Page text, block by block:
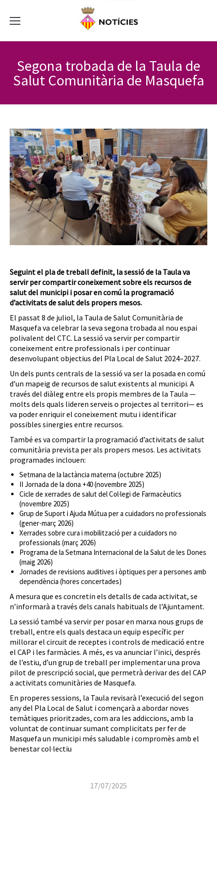
Segona trobada de la Taula de
Salut Comunitària de Masquefa
Seguint el pla de treball definit, la sessió de la Taula va
servir per compartir coneixement sobre els recursos de
salut del municipi i posar en comú la programació
d’activitats de salut dels propers mesos.
El passat 8 de juliol, la Taula de Salut Comunitària de
Masquefa va celebrar la seva segona trobada al nou espai
polivalent del CTC. La sessió va servir per compartir
coneixement entre professionals i per continuar
desenvolupant objectius del Pla Local de Salut 2024–2027.
Un dels punts centrals de la sessió va ser la posada en comú
d’un mapeig de recursos de salut existents al municipi. A
través del diàleg entre els propis membres de la Taula —
molts dels quals lideren serveis o projectes al territori— es
va poder enriquir el coneixement mutu i identificar
possibles sinergies entre recursos.
També es va compartir la programació d’activitats de salut
comunitària prevista per als propers mesos. Les activitats
programades inclouen:
Setmana de la lactància materna (octubre 2025)
II Jornada de la dona +40 (novembre 2025)
Cicle de xerrades de salut del Col·legi de Farmacèutics
(novembre 2025)
Grup de Suport i Ajuda Mútua per a cuidadors no professionals
(gener-març 2026)
Xerrades sobre cura i mobilització per a cuidadors no
professionals (març 2026)
Programa de la Setmana Internacional de la Salut de les Dones
(maig 2026)
Jornades de revisions auditives i òptiques per a persones amb
dependència (hores concertades)
A mesura que es concretin els detalls de cada activitat, se
n’informarà a través dels canals habituals de l’Ajuntament.
La sessió també va servir per posar en marxa nous grups de
treball, entre els quals destaca un equip específic per
millorar el circuit de receptes i controls de medicació entre
el CAP i les farmàcies. A més, es va anunciar l’inici, després
de l’estiu, d’un grup de treball per implementar una prova
pilot de prescripció social, que permetrà derivar des del CAP
a activitats comunitàries de Masquefa.
En properes sessions, la Taula revisarà l’execució del segon
any del Pla Local de Salut i començarà a abordar noves
temàtiques prioritzades, com ara les addiccions, amb la
voluntat de continuar sumant complicitats per fer de
Masquefa un municipi més saludable i compromès amb el
benestar col·lectiu
17/07/2025